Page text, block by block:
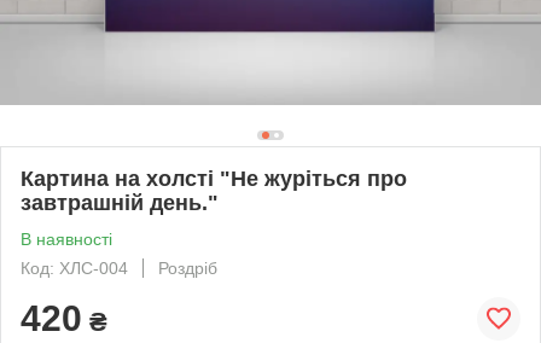
Картина на холсті "Не журіться про
завтрашній день."
В наявності
Код: ХЛС-004
Роздріб
420 ₴